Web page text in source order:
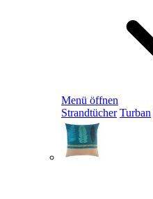
Menü öffnen
Strandtücher Turban